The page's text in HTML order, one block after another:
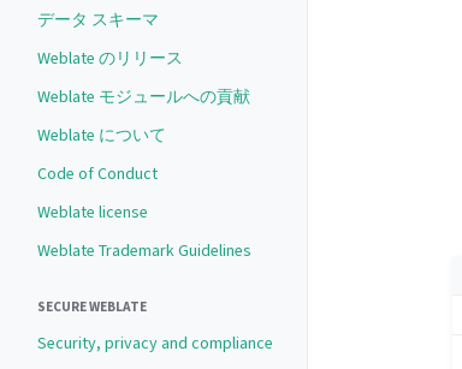
データ スキーマ
Weblate のリリース
Weblate モジュールへの貢献
Weblate について
Code of Conduct
Weblate license
Weblate Trademark Guidelines
SECURE WEBLATE
Security, privacy and compliance